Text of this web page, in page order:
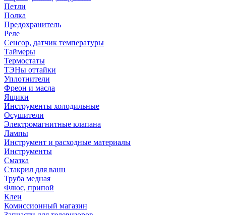
Петли
Полка
Предохранитель
Реле
Сенсор, датчик температуры
Таймеры
Термостаты
ТЭНы оттайки
Уплотнители
Фреон и масла
Ящики
Инструменты холодильные
Осушители
Электромагнитные клапана
Лампы
Инструмент и расходные материалы
Инструменты
Смазка
Стакрил для ванн
Труба медная
Флюс, припой
Клеи
Комиссионный магазин